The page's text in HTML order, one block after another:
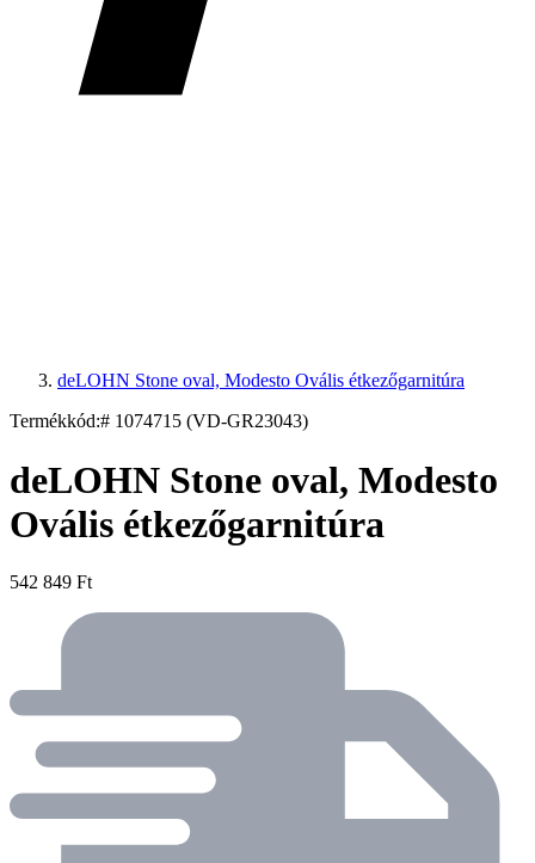
deLOHN Stone oval, Modesto Ovális étkezőgarnitúra
Termékkód:# 1074715 (VD-GR23043)
deLOHN Stone oval, Modesto
Ovális étkezőgarnitúra
542 849 Ft